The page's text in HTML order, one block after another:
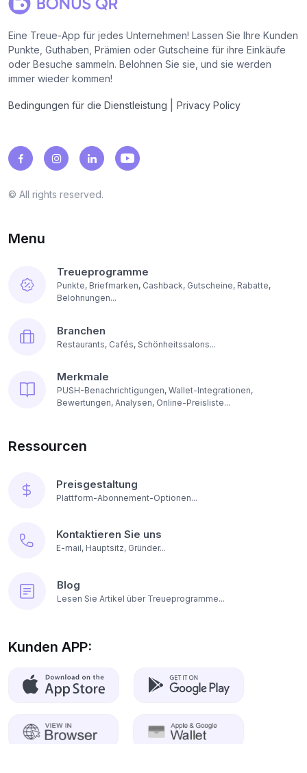
Eine Treue-App für jedes Unternehmen! Lassen Sie Ihre Kunden
Punkte, Guthaben, Prämien oder Gutscheine für ihre Einkäufe
oder Besuche sammeln. Belohnen Sie sie, und sie werden
immer wieder kommen!
Bedingungen für die Dienstleistung Privacy Policy
© All rights reserved.
Menu
Treueprogramme
Punkte, Briefmarken, Cashback, Gutscheine, Rabatte,
Belohnungen...
Branchen
Restaurants, Cafés, Schönheitssalons...
Merkmale
PUSH-Benachrichtigungen, Wallet-Integrationen,
Bewertungen, Analysen, Online-Preisliste...
Ressourcen
Preisgestaltung
Plattform-Abonnement-Optionen...
Kontaktieren Sie uns
E-mail, Hauptsitz, Gründer...
Blog
Lesen Sie Artikel über Treueprogramme...
Kunden APP: